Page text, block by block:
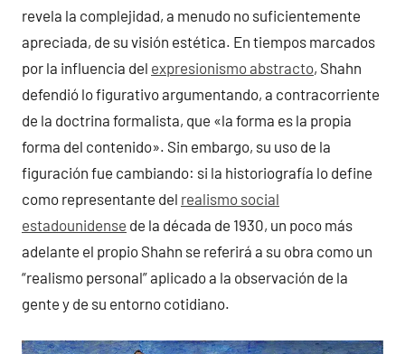
revela la complejidad, a menudo no suficientemente
apreciada, de su visión estética. En tiempos marcados
por la influencia del expresionismo abstracto, Shahn
defendió lo figurativo argumentando, a contracorriente
de la doctrina formalista, que «la forma es la propia
forma del contenido». Sin embargo, su uso de la
figuración fue cambiando: si la historiografía lo define
como representante del realismo social
estadounidense de la década de 1930, un poco más
adelante el propio Shahn se referirá a su obra como un
“realismo personal” aplicado a la observación de la
gente y de su entorno cotidiano.